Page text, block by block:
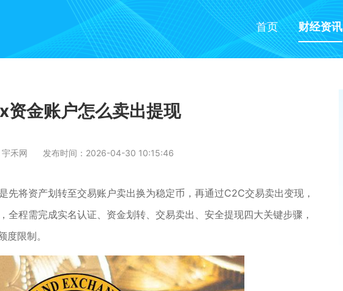
首页 财经资讯
资金账户怎么卖出提现
禾网 发布时间：2026-04-30 10:15:46
先将资产划转至交易账户卖出换为稳定币，再通过C2C交易卖出变现，
全程需完成实名认证、资金划转、交易卖出、安全提现四大关键步骤，
限制。